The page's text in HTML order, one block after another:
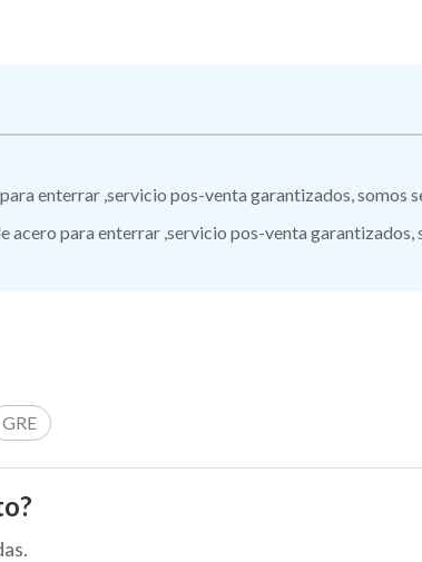
enterrar ,servicio pos-venta garantizados, somos
acero para enterrar ,servicio pos-venta
GRE